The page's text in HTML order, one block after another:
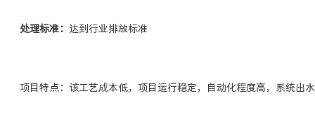
处理标准： 达到行业排放标准
项目特点：该工艺成本低，项目运行稳定，自动化程度高，系统出